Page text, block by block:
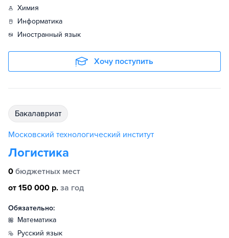
химия
информатика
иностранный язык
Хочу поступить
бакалавриат
Московский технологический институт
Логистика
0 бюджетных мест
от 150 000 р. за год
Обязательно:
математика
русский язык